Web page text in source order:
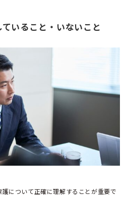
いること・いないこと
について正確に理解することが重要で